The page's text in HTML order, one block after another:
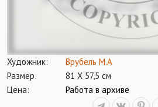
Художник:
Врубель М.А
Размер:
81 Х 57,5 см
Цена:
Работа в архиве